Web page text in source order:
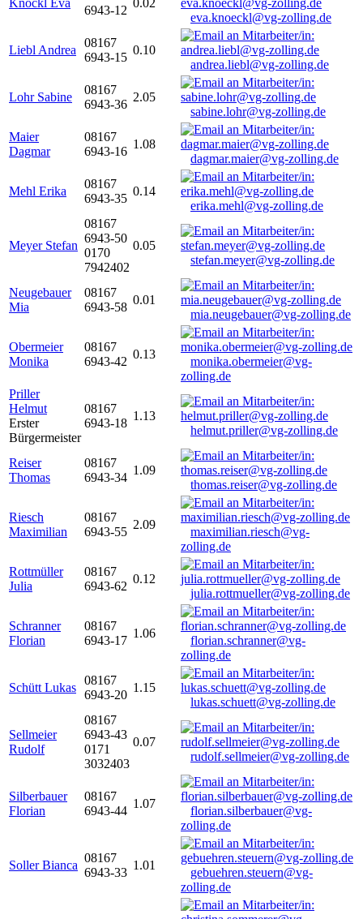
Knöckl Eva
6943-12
0.02
eva.knoeckl@vg-zolling.de
Liebl Andrea
08167
6943-15
0.10
andrea.liebl@vg-zolling.de
Lohr Sabine
08167
6943-36
2.05
sabine.lohr@vg-zolling.de
Maier
Dagmar
08167
6943-16
1.08
dagmar.maier@vg-zolling.de
Mehl Erika
08167
6943-35
0.14
erika.mehl@vg-zolling.de
Meyer Stefan
08167
6943-50
0170
7942402
0.05
stefan.meyer@vg-zolling.de
Neugebauer
Mia
08167
6943-58
0.01
mia.neugebauer@vg-zolling.de
Obermeier
Monika
08167
6943-42
0.13
monika.obermeier@vg-
zolling.de
Priller
Helmut
Erster
Bürgermeister
08167
6943-18
1.13
helmut.priller@vg-zolling.de
Reiser
Thomas
08167
6943-34
1.09
thomas.reiser@vg-zolling.de
Riesch
Maximilian
08167
6943-55
2.09
maximilian.riesch@vg-
zolling.de
Rottmüller
Julia
08167
6943-62
0.12
julia.rottmueller@vg-zolling.de
Schranner
Florian
08167
6943-17
1.06
florian.schranner@vg-
zolling.de
Schütt Lukas
08167
6943-20
1.15
lukas.schuett@vg-zolling.de
Sellmeier
Rudolf
08167
6943-43
0171
3032403
0.07
rudolf.sellmeier@vg-zolling.de
Silberbauer
Florian
08167
6943-44
1.07
florian.silberbauer@vg-
zolling.de
Soller Bianca
08167
6943-33
1.01
gebuehren.steuern@vg-
zolling.de